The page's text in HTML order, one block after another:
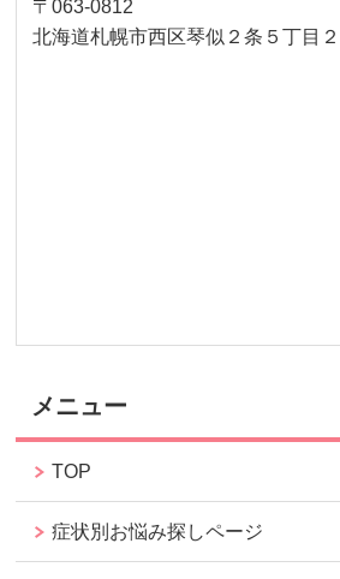
〒063-0812
北海道札幌市西区琴似２条５丁目
メニュー
TOP
症状別お悩み探しページ